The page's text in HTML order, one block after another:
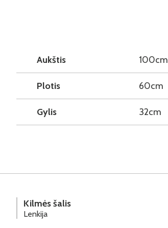
Aukštis 100cm
Plotis 60cm
Gylis 32cm
Kilmės šalis
Lenkija